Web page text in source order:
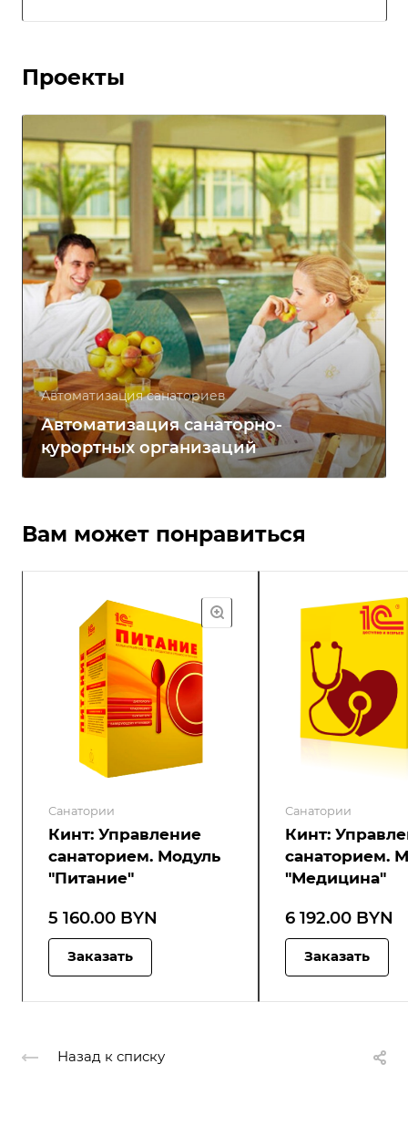
Проекты
Автоматизация санаториев
Автоматизация санаторно-
курортных организаций
Вам может понравиться
Санатории
Кинт: Управление
санаторием. Модуль
"Питание"
5 160.00 BYN
Заказать
Санатории
Кинт:
санаторием.
"Медицина"
6 192.00 BYN
Заказать
Назад к списку